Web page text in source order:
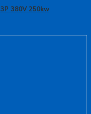
380V 250kw